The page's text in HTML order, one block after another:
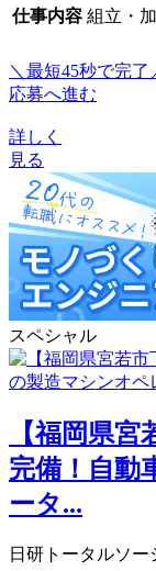
仕事内容 組立・
＼最短45秒で完了
応募へ進む
詳しく
見る
スペシャル
【福岡県
完備！自動
ータ...
日研トータルソ